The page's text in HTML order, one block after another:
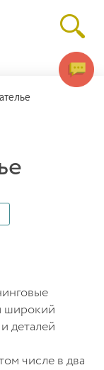
широкий
деталей
числе в два